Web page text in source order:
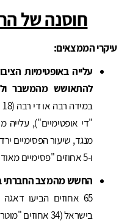
חוסנה של
עיקרי הממצאים:
עלייה באופטימיות
להתאושש מהמשבר
ו-5 אחוזים "פסימיים מאוד"), לעומת 32 אחוזים בינואר.
החשש מהמצב החברתי
65 אחוזים הביעו